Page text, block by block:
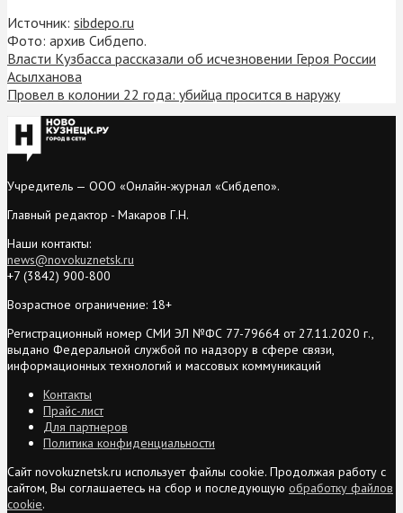
Источник: sibdepo.ru
Фото: архив Сибдепо.
Власти Кузбасса рассказали об исчезновении Героя России
Асылханова
Провел в колонии 22 года: убийца просится в наружу
Учредитель — ООО «Онлайн-журнал «Сибдепо».
Главный редактор - Макаров Г.Н.
Наши контакты:
news@novokuznetsk.ru
+7 (3842) 900-800
Возрастное ограничение: 18+
Регистрационный номер СМИ ЭЛ №ФС 77-79664 от 27.11.2020 г.,
выдано Федеральной службой по надзору в сфере связи,
информационных технологий и массовых коммуникаций
Контакты
Прайс-лист
Для партнеров
Политика конфиденциальности
Сайт novokuznetsk.ru использует файлы cookie. Продолжая работу с
сайтом, Вы соглашаетесь на сбор и последующую обработку файлов
cookie.